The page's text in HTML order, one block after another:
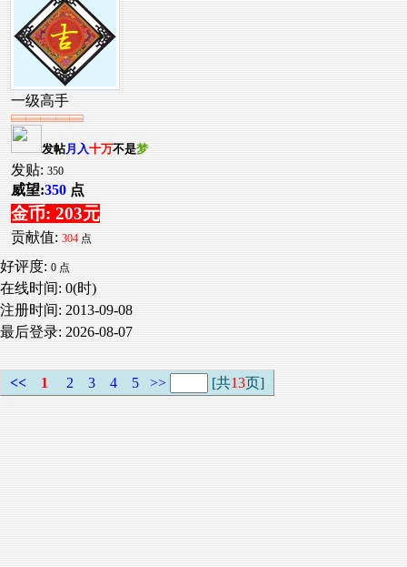
一级高手
发帖月入十万不是梦
发贴: 350
威望:350 点
金币: 203元
贡献值: 304 点
好评度: 0 点
在线时间: 0(时)
注册时间: 2013-09-08
最后登录: 2026-08-07
<< 1 2 3 4 5 >> [共13页]